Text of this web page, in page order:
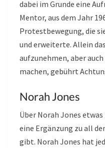
dabei im Grunde eine
Mentor, aus dem Jahr
Protestbewegung, die
und erweiterte. Allein
aufzunehmen, aber
machen, gebührt
Norah Jones
Über Norah Jones
eine Ergänzung zu all
gibt. Norah Jones hat